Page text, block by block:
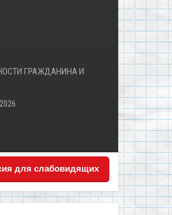
ГРАЖДАНИНА И
для слабовидящих